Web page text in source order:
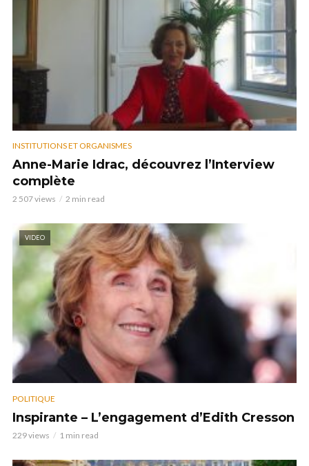
INSTITUTIONS ET ORGANISMES
Anne-Marie Idrac, découvrez l’Interview
complète
2 507 views 2 min read
VIDEO
POLITIQUE
Inspirante – L’engagement d’Edith Cresson
229 views 1 min read